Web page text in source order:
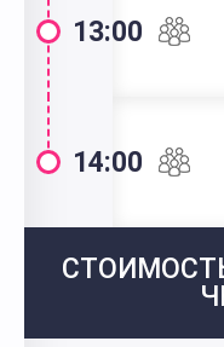
13:00
14:00